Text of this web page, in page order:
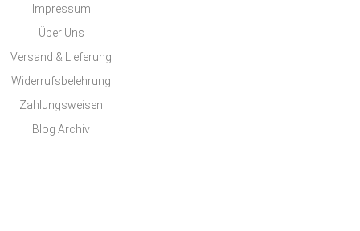
Impressum
Über Uns
Versand & Lieferung
Widerrufsbelehrung
Zahlungsweisen
Blog Archiv